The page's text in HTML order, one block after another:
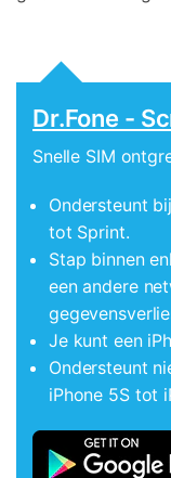
Dr.Fone -
Snelle SIM
Ondersteunt
tot Sprint.
Stap binnen
een andere
Je kunt een
Ondersteunt
iPhone 5S tot